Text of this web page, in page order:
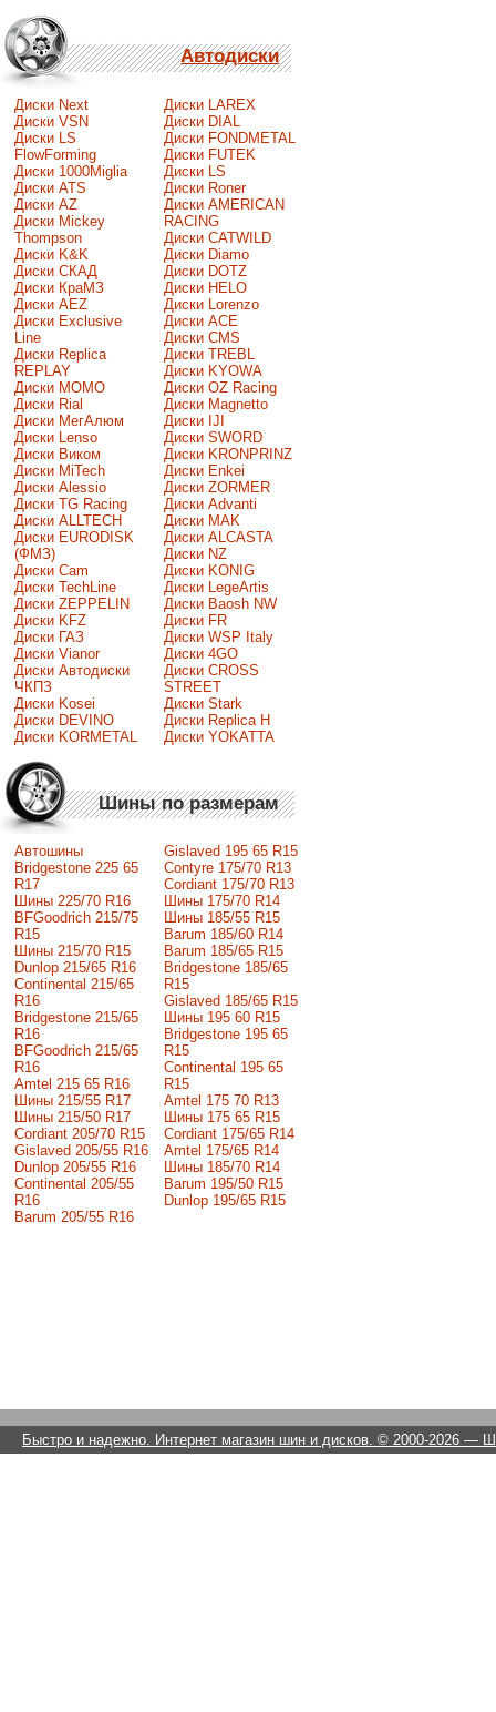
Автодиски
Диски Next
Диски VSN
Диски LS
FlowForming
Диски 1000Miglia
Диски ATS
Диски AZ
Диски Mickey
Thompson
Диски K&K
Диски СКАД
Диски КраМЗ
Диски AEZ
Диски Exclusive
Line
Диски Replica
REPLAY
Диски MOMO
Диски Rial
Диски МегАлюм
Диски Lenso
Диски Виком
Диски MiTech
Диски Alessio
Диски TG Racing
Диски ALLTECH
Диски EURODISK
(ФМЗ)
Диски Cam
Диски TechLine
Диски ZEPPELIN
Диски KFZ
Диски ГАЗ
Диски Vianor
Диски Автодиски
ЧКПЗ
Диски Kosei
Диски DEVINO
Диски KORMETAL
Диски LAREX
Диски DIAL
Диски FONDMETAL
Диски FUTEK
Диски LS
Диски Roner
Диски AMERICAN
RACING
Диски CATWILD
Диски Diamo
Диски DOTZ
Диски HELO
Диски Lorenzo
Диски ACE
Диски CMS
Диски TREBL
Диски KYOWA
Диски OZ Racing
Диски Magnetto
Диски IJI
Диски SWORD
Диски KRONPRINZ
Диски Enkei
Диски ZORMER
Диски Advanti
Диски MAK
Диски ALCASTA
Диски NZ
Диски KONIG
Диски LegeArtis
Диски Baosh NW
Диски FR
Диски WSP Italy
Диски 4GO
Диски CROSS
STREET
Диски Stark
Диски Replica H
Диски YOKATTA
Шины по размерам
Автошины
Bridgestone 225 65
R17
Шины 225/70 R16
BFGoodrich 215/75
R15
Шины 215/70 R15
Dunlop 215/65 R16
Continental 215/65
R16
Bridgestone 215/65
R16
BFGoodrich 215/65
R16
Amtel 215 65 R16
Шины 215/55 R17
Шины 215/50 R17
Сordiant 205/70 R15
Gislaved 205/55 R16
Dunlop 205/55 R16
Continental 205/55
R16
Barum 205/55 R16
Gislaved 195 65 R15
Contyre 175/70 R13
Cordiant 175/70 R13
Шины 175/70 R14
Шины 185/55 R15
Barum 185/60 R14
Barum 185/65 R15
Bridgestone 185/65
R15
Gislaved 185/65 R15
Шины 195 60 R15
Bridgestone 195 65
R15
Continental 195 65
R15
Amtel 175 70 R13
Шины 175 65 R15
Cordiant 175/65 R14
Amtel 175/65 R14
Шины 185/70 R14
Barum 195/50 R15
Dunlop 195/65 R15
Быстро и надежно. Интернет магазин шин и дисков. © 2000-2026 —